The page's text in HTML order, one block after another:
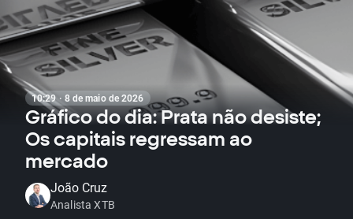
10:29 · 8 de maio de 2026
Gráfico do dia: Prata não desiste;
Os capitais regressam ao
mercado
João Cruz
Analista XTB